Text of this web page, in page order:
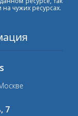
чужих ресурсах.
7